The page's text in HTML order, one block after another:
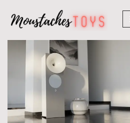
Avançar
para
conteúdo